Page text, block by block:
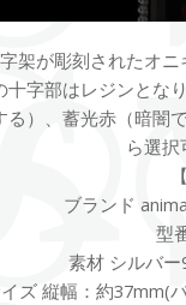
架が彫刻されたオ
十字部はレジンとな
る）、蓄光赤（暗闇
ら選
ブランド
型
素材 シルバ
ズ 縦幅：約37mm(